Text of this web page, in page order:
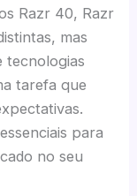
Razr 40, Razr
mas
tecnologias
tarefa que
para
no seu